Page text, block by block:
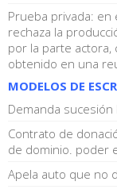
Prueba privada:
rechaza la
por la parte
obtenido en una
MODELOS DE
Demanda
Contrato de
de dominio. poder
Apela auto que no